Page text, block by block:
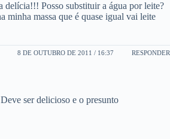
Posso substituir a água por leite?
minha massa que é quase igual vai leite
8 DE OUTUBRO DE 2011 / 16:37 RESPONDER
ser delicioso e o presunto